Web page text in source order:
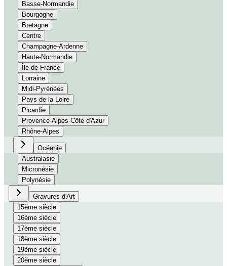
Basse-Normandie
Bourgogne
Bretagne
Centre
Champagne-Ardenne
Haute-Normandie
Île-de-France
Lorraine
Midi-Pyrénées
Pays de la Loire
Picardie
Provence-Alpes-Côte d'Azur
Rhône-Alpes
Océanie
Australasie
Micronésie
Polynésie
Gravures d'Art
15ème siècle
16ème siècle
17ème siècle
18ème siècle
19ème siècle
20ème siècle